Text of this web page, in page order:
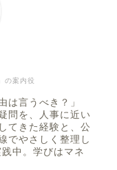
の案内役
は言うべき？」
問を、人事に近い
てきた経験と、公
でやさしく整理し
中。学びはマネ